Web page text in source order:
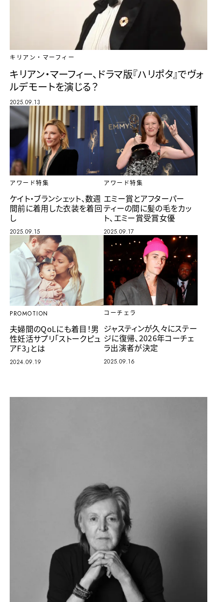
キリアン・マーフィー
キリアン・マーフィー、ドラマ版『ハリポタ』でヴォ
ルデモートを演じる？
2025.09.13
アワード特集
ケイト・ブランシェット、数週
間前に着用した衣装を着回
し
2025.09.15
アワード特集
エミー賞とアフターパー
ティーの間に髪の毛をカッ
ト、エミー賞受賞女優
2025.09.17
PROMOTION
夫婦間のQoLにも着目！男
性妊活サプリ「ストークピュ
アF3」とは
2024.09.19
コーチェラ
ジャスティンが久々にステー
ジに復帰、2026年コーチェ
ラ出演者が決定
2025.09.16